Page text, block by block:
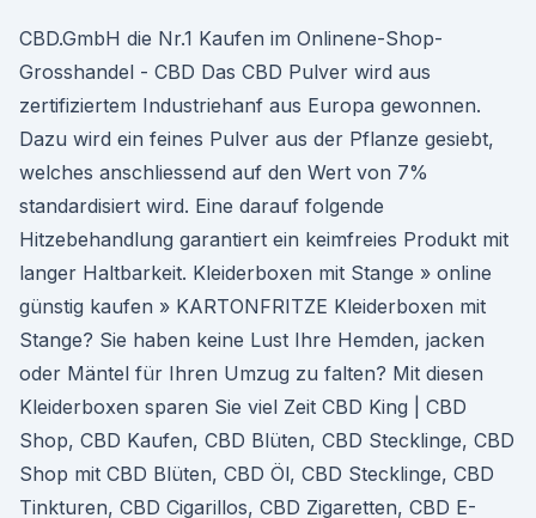
CBD.GmbH die Nr.1 Kaufen im Onlinene-Shop-
Grosshandel - CBD Das CBD Pulver wird aus
zertifiziertem Industriehanf aus Europa gewonnen.
Dazu wird ein feines Pulver aus der Pflanze gesiebt,
welches anschliessend auf den Wert von 7%
standardisiert wird. Eine darauf folgende
Hitzebehandlung garantiert ein keimfreies Produkt mit
langer Haltbarkeit. Kleiderboxen mit Stange » online
günstig kaufen » KARTONFRITZE Kleiderboxen mit
Stange? Sie haben keine Lust Ihre Hemden, jacken
oder Mäntel für Ihren Umzug zu falten? Mit diesen
Kleiderboxen sparen Sie viel Zeit CBD King | CBD
Shop, CBD Kaufen, CBD Blüten, CBD Stecklinge, CBD
Shop mit CBD Blüten, CBD Öl, CBD Stecklinge, CBD
Tinkturen, CBD Cigarillos, CBD Zigaretten, CBD E-